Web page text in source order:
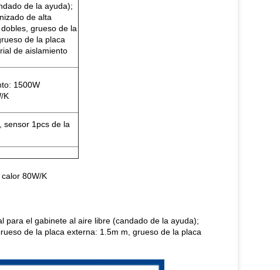
de la ayuda);
de alta
grueso de la
de la placa
de aislamiento
1500W
K
sensor 1pcs de la
80W/K
para el gabinete al aire libre (candado de la ayuda);
de la placa externa: 1.5m m, grueso de la placa